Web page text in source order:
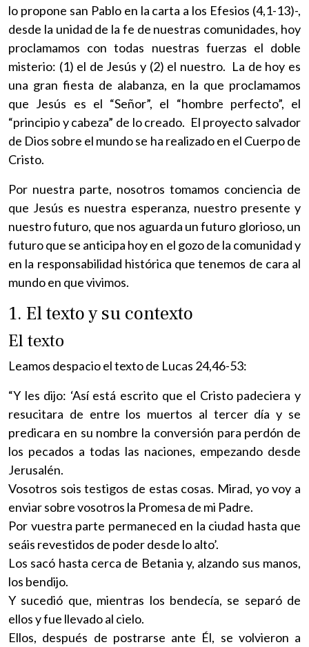
lo propone san Pablo en la carta a los Efesios (4,1-13)-,
desde la unidad de la fe de nuestras comunidades, hoy
proclamamos con todas nuestras fuerzas el doble
misterio: (1) el de Jesús y (2) el nuestro. La de hoy es
una gran fiesta de alabanza, en la que proclamamos
que Jesús es el “Señor”, el “hombre perfecto”, el
“principio y cabeza” de lo creado. El proyecto salvador
de Dios sobre el mundo se ha realizado en el Cuerpo de
Cristo.
Por nuestra parte, nosotros tomamos conciencia de
que Jesús es nuestra esperanza, nuestro presente y
nuestro futuro, que nos aguarda un futuro glorioso, un
futuro que se anticipa hoy en el gozo de la comunidad y
en la responsabilidad histórica que tenemos de cara al
mundo en que vivimos.
1. El texto y su contexto
El texto
Leamos despacio el texto de Lucas 24,46-53:
“Y les dijo: ‘Así está escrito que el Cristo padeciera y
resucitara de entre los muertos al tercer día y se
predicara en su nombre la conversión para perdón de
los pecados a todas las naciones, empezando desde
Jerusalén.
Vosotros sois testigos de estas cosas. Mirad, yo voy a
enviar sobre vosotros la Promesa de mi Padre.
Por vuestra parte permaneced en la ciudad hasta que
seáis revestidos de poder desde lo alto’.
Los sacó hasta cerca de Betania y, alzando sus manos,
los bendijo.
Y sucedió que, mientras los bendecía, se separó de
ellos y fue llevado al cielo.
Ellos, después de postrarse ante Él, se volvieron a